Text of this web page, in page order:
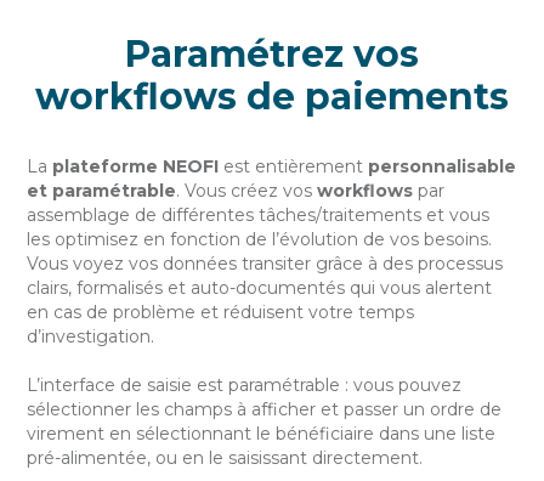
Paramétrez vos
workflows de paiements
La plateforme NEOFI est entièrement personnalisable
et paramétrable. Vous créez vosworkflows par
assemblage de différentes tâches/traitements et vous
les optimisez en fonction de l’évolution de vos besoins.
Vous voyez vos données transiter grâce à des processus
clairs, formalisés et auto-documentés qui vous alertent
en cas de problème et réduisent votre temps
d’investigation.
L’interface de saisie est paramétrable : vous pouvez
sélectionner les champs à afficher et passer un ordre de
virement en sélectionnant le bénéficiaire dans une liste
pré-alimentée, ou en le saisissant directement.